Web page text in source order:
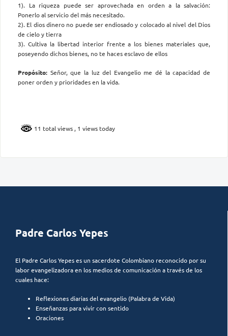
1). La riqueza puede ser aprovechada en orden a la salvación:
Ponerlo al servicio del más necesitado.
2). El dios dinero no puede ser endiosado y colocado al nivel del Dios
de cielo y tierra
3). Cultiva la libertad interior frente a los bienes materiales que,
poseyendo dichos bienes, no te haces esclavo de ellos
Propósito: Señor, que la luz del Evangelio me dé la capacidad de
poner orden y prioridades en la vida.
11 total views , 1 views today
Padre Carlos Yepes
El Padre Carlos Yepes es un sacerdote Colombiano reconocido por su
labor evangelizadora en los medios de comunicación a través de los
cuales hace:
Reflexiones diarias del evangelio (Palabra de Vida)
Enseñanzas para vivir con sentido
Oraciones